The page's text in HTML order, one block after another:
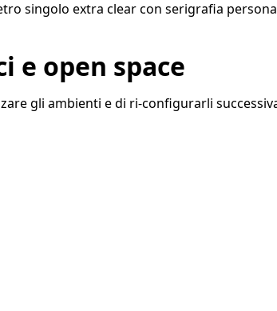
e open space
gli ambienti e di ri-configurarli